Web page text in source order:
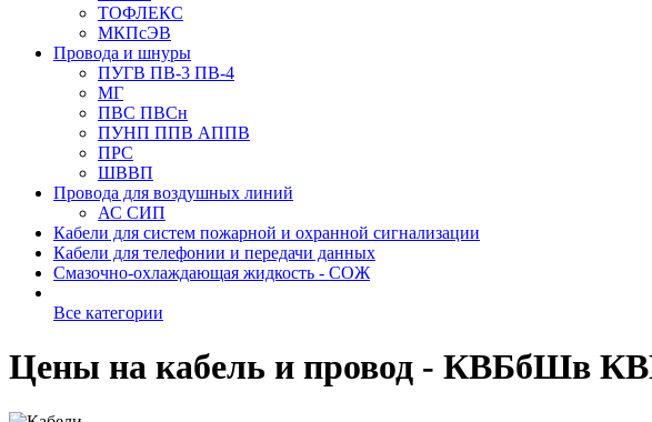
ТОФЛЕКС
МКПсЭВ
Провода и шнуры
ПУГВ ПВ-3 ПВ-4
МГ
ПВС ПВСн
ПУНП ППВ АППВ
ПРС
ШВВП
Провода для воздушных линий
АС СИП
Кабели для систем пожарной и охранной сигнализации
Кабели для телефонии и передачи данных
Смазочно-охлаждающая жидкость - СОЖ
Все категории
Цены на кабель и провод - КВБбШв